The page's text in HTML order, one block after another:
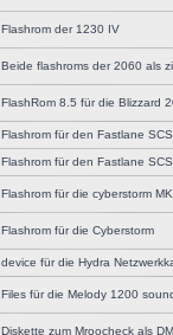
Flashrom der 1230 IV
Beide flashroms der 2060 als
FlashRom 8.5 für die Blizzard
Flashrom für den Fastlane
Flashrom für den Fastlane
Flashrom für die cyberstorm
Flashrom für die Cyberstorm
device für die Hydra
Files für die Melody 1200
Diskette zum Mroocheck als